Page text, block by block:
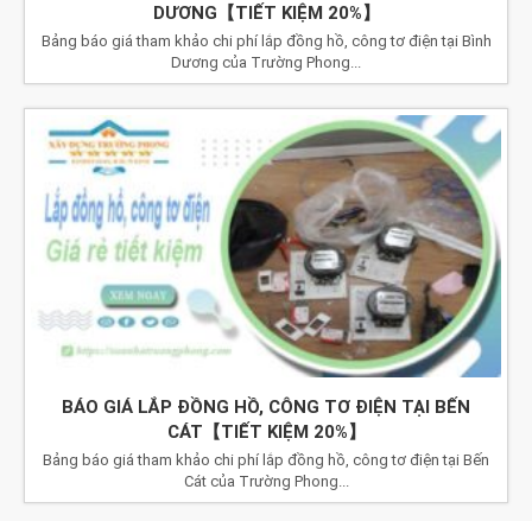
DƯƠNG【TIẾT KIỆM 20%】
Bảng báo giá tham khảo chi phí lắp đồng hồ, công tơ điện tại Bình
Dương của Trường Phong...
BÁO GIÁ LẮP ĐỒNG HỒ, CÔNG TƠ ĐIỆN TẠI BẾN
CÁT【TIẾT KIỆM 20%】
Bảng báo giá tham khảo chi phí lắp đồng hồ, công tơ điện tại Bến
Cát của Trường Phong...